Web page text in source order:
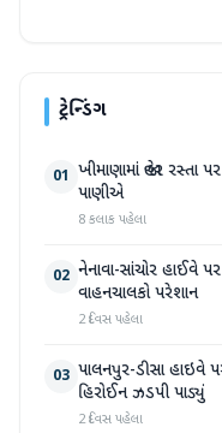
ટ્રેન્ડિંગ
01 ખીમાણામાં જાહેર રસ્તા
પાણીએ
8 કલાક પહેલા
02 નેનાવા-સાંચોર હાઈવે
વાહનચાલકો પરેશાન
2 દિવસ પહેલા
03 પાલનપુર-ડીસા હાઇવે
હિરોઈન ઝડપી પાડ્યું
2 દિવસ પહેલા